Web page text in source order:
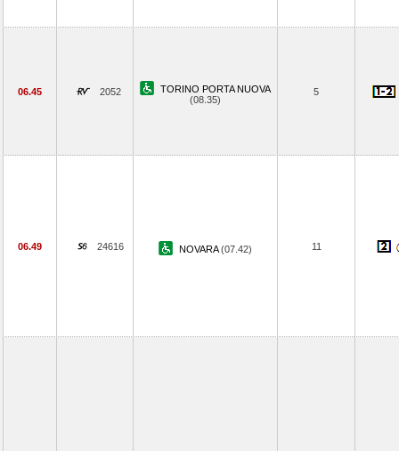
06.45 2052
TORINO PORTA NUOVA
(08.35)
5
06.49 24616 NOVARA(07.42) 11